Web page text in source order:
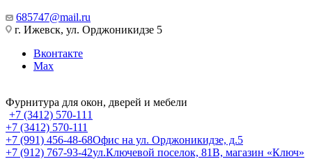
685747@mail.ru
г. Ижевск, ул. Орджоникидзе 5
Вконтакте
Max
Фурнитура для окон, дверей и мебели
+7 (3412) 570-111
+7 (3412) 570-111
+7 (991) 456-48-68Офис на ул. Орджоникидзе, д.5
+7 (912) 767-93-42ул.Ключевой поселок, 81В, магазин «Ключ»